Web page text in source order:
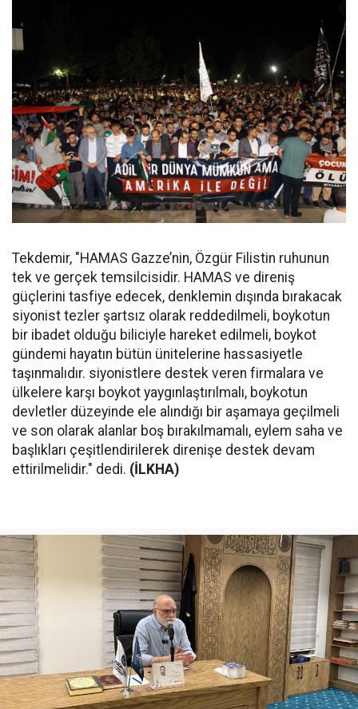
Tekdemir, "HAMAS Gazze’nin, Özgür Filistin ruhunun
tek ve gerçek temsilcisidir. HAMAS ve direniş
güçlerini tasfiye edecek, denklemin dışında bırakacak
siyonist tezler şartsız olarak reddedilmeli, boykotun
bir ibadet olduğu biliciyle hareket edilmeli, boykot
gündemi hayatın bütün ünitelerine hassasiyetle
taşınmalıdır. siyonistlere destek veren firmalara ve
ülkelere karşı boykot yaygınlaştırılmalı, boykotun
devletler düzeyinde ele alındığı bir aşamaya geçilmeli
ve son olarak alanlar boş bırakılmamalı, eylem saha ve
başlıkları çeşitlendirilerek direnişe destek devam
ettirilmelidir." dedi. (İLKHA)